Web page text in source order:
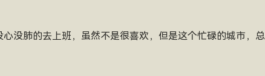
没肺的去上班，虽然不是很喜欢，但是这个忙碌的城市，总